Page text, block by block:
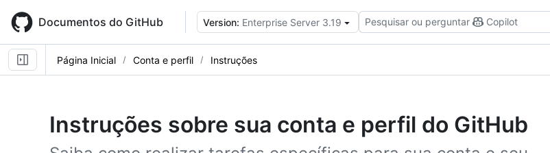
main
content
Documentos do GitHub Version: Enterprise Server 3.19 Pesquisar ou perguntar Copilot
Página Inicial Conta e perfil Instruções
Instruções sobre sua conta e perfil do GitHub